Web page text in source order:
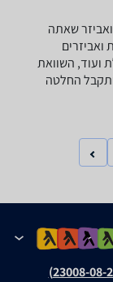
שאתה
ועוד, השוואת
החלטה